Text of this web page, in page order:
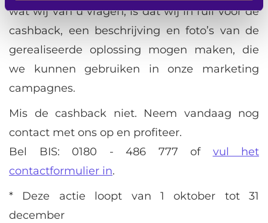
wat wij van u vragen, is dat wij in ruil voor de
cashback, een beschrijving en foto’s van de
gerealiseerde oplossing mogen maken, die
we kunnen gebruiken in onze marketing
campagnes.
Mis de cashback niet. Neem vandaag nog
contact met ons op en profiteer.
Bel BIS: 0180 - 486 777 of vul het
contactformulier in.
* Deze actie loopt van 1 oktober tot 31
december